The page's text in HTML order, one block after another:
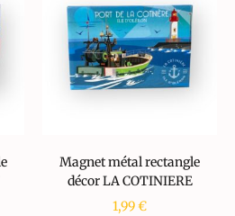
Magnet métal rectangle
décor LA COTINIERE
1,99€